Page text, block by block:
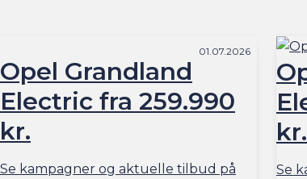
01.07.2026
Opel Grandland
Electric fra 259.990
kr.
Se kampagner og aktuelle tilbud på
kr.
Se